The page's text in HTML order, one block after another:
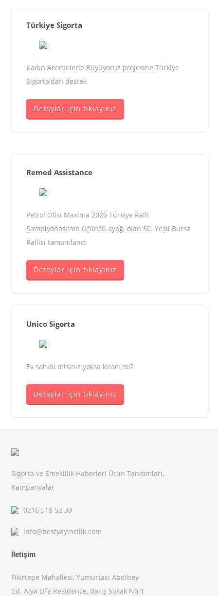
Türkiye Sigorta
Kadın Acentelerle Büyüyoruz projesine Türkiye
Sigorta'dan destek
Detaylar için tıklayınız
Remed Assistance
Petrol Ofisi Maxima 2026 Türkiye Ralli
Şampiyonası'nın üçüncü ayağı olan 50. Yeşil Bursa
Rallisi tamamlandı
Detaylar için tıklayınız
Unico Sigorta
Ev sahibi misiniz yoksa kiracı mı?
Detaylar için tıklayınız
Sigorta ve Emeklilik Haberleri Ürün Tanıtımları,
Kampanyalar
0216 519 52 39
info@bestyayincilik.com
İletişim
Fikirtepe Mahallesi, Yumurtacı Abdibey
Cd. Alya Life Residence, Barış Sokak No:1